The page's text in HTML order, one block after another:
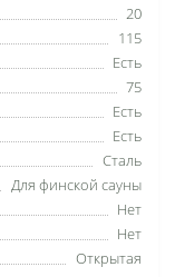
20
115
Есть
75
Есть
Есть
Сталь
Для финской сауны
Нет
Нет
Открытая